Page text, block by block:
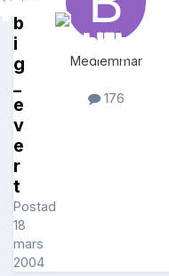
b
i
g
_
e
v
e
r
t
Postad
18
mars
2004
Medlemmar
176